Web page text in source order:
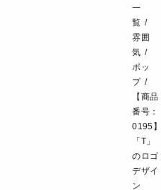
一
覧
雰囲
気
ポッ
プ
【商品
番号：
0195】
「T」
のロゴ
デザイ
ン